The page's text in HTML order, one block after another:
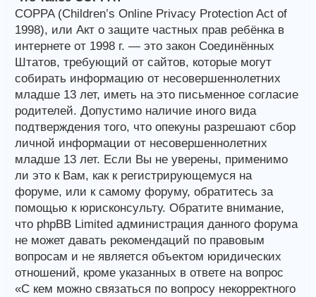
COPPA (Children’s Online Privacy Protection Act of
1998), или Акт о защите частных прав ребёнка в
интернете от 1998 г. — это закон Соединённых
Штатов, требующий от сайтов, которые могут
собирать информацию от несовершеннолетних
младше 13 лет, иметь на это письменное согласие
родителей. Допустимо наличие иного вида
подтверждения того, что опекуны разрешают сбор
личной информации от несовершеннолетних
младше 13 лет. Если Вы не уверены, применимо
ли это к Вам, как к регистрирующемуся на
форуме, или к самому форуму, обратитесь за
помощью к юрисконсульту. Обратите внимание,
что phpBB Limited администрация данного форума
не может давать рекомендаций по правовым
вопросам и не является объектом юридических
отношений, кроме указанных в ответе на вопрос
«С кем можно связаться по вопросу некорректного